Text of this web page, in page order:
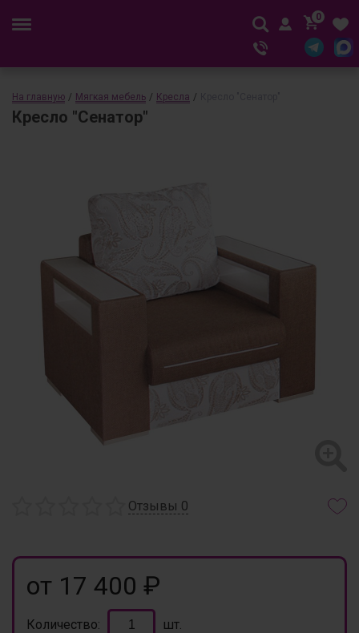
0
На главную / Мягкая мебель / Кресла /
Кресло "Сенатор"
Отзывы 0
от 17 400 ₽
Количество: шт.